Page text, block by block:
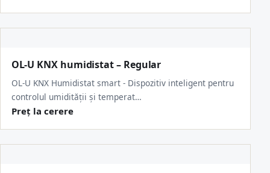
OL-U KNX humidistat – Regular
OL-U KNX Humidistat smart - Dispozitiv inteligent pentru
controlul umidității și temperat…
Preț la cerere